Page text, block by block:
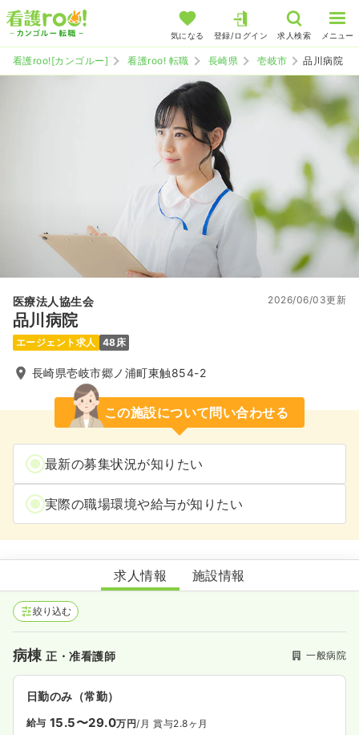
気になる 登録/ログイン 求人検索 メニュー
看護roo![カンゴルー] 看護roo! 転職 長崎県 壱岐市 品川病院
医療法人協生会
品川病院
2026/06/03更新
エージェント求人 48床
長崎県壱岐市郷ノ浦町東触854-2
この施設について問い合わせる
最新の募集状況が知りたい
実際の職場環境や給与が知りたい
品川病院
求人情報 施設情報
絞り込む
病棟正・准看護師 一般病院
日勤のみ（常勤）
給与 15.5〜29.0万円/月 賞与2.8ヶ月